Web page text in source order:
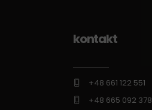
kontakt
+48 661 122 551
+48 665 092 378